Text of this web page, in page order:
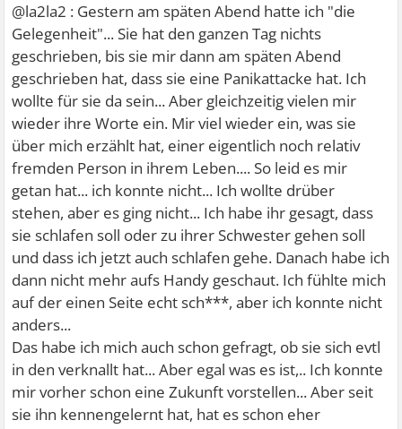
@la2la2 : Gestern am späten Abend hatte ich "die
Gelegenheit"... Sie hat den ganzen Tag nichts
geschrieben, bis sie mir dann am späten Abend
geschrieben hat, dass sie eine Panikattacke hat. Ich
wollte für sie da sein... Aber gleichzeitig vielen mir
wieder ihre Worte ein. Mir viel wieder ein, was sie
über mich erzählt hat, einer eigentlich noch relativ
fremden Person in ihrem Leben.... So leid es mir
getan hat... ich konnte nicht... Ich wollte drüber
stehen, aber es ging nicht... Ich habe ihr gesagt, dass
sie schlafen soll oder zu ihrer Schwester gehen soll
und dass ich jetzt auch schlafen gehe. Danach habe ich
dann nicht mehr aufs Handy geschaut. Ich fühlte mich
auf der einen Seite echt sch***, aber ich konnte nicht
anders...
Das habe ich mich auch schon gefragt, ob sie sich evtl
in den verknallt hat... Aber egal was es ist,.. Ich konnte
mir vorher schon eine Zukunft vorstellen... Aber seit
sie ihn kennengelernt hat, hat es schon eher